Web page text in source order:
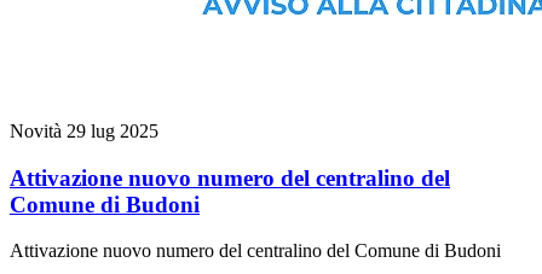
Novità 29 lug 2025
Attivazione nuovo numero del centralino del
Comune di Budoni
Attivazione nuovo numero del centralino del Comune di Budoni